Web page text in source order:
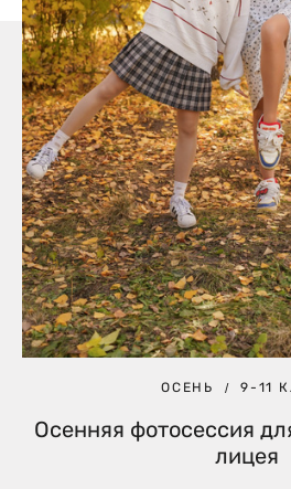
ОСЕНЬ 9-11
Осенняя фотосессия
лицея